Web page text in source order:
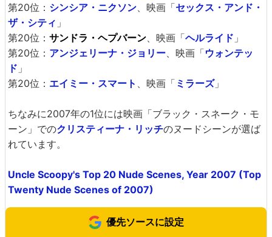
第20位： シンシア・ニクソン、映画「セックス・アンド・
ザ・シティ 」
第20位： サンドラ・ヘプバーン、映画「ヘルライド 」
第20位： アンジェリーナ・ジョリー、映画「ウォンテッ
ド 」
第20位： エイミー・スマート 、映画「 ミラーズ」
ちなみに2007年の1位には映画「ブラック・スネーク・モ
ーン」でのクリスティーナ・リッチのヌードシーンが選ば
れています。
Uncle Scoopy's Top 20 Nude Scenes, Year 2007 (Top
Twenty Nude Scenes of 2007)
優先ソースに設定